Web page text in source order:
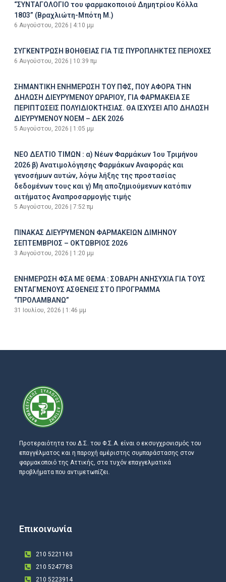
“ΣΥΝΤΑΓΟΛΟΓΙΟ του φαρμακοποιού Δημητρίου Κόλλα
1803” (Βραχλιώτη-Μπότη Μ.)
6 Αυγούστου, 2026 4:10 μμ
ΣΥΓΚΕΝΤΡΩΣΗ ΒΟΗΘΕΙΑΣ ΓΙΑ ΤΙΣ ΠΥΡΟΠΛΗΚΤΕΣ ΠΕΡΙΟΧΕΣ
6 Αυγούστου, 2026 10:39 πμ
ΣΗΜΑΝΤΙΚΗ ΕΝΗΜΕΡΩΣΗ ΤΟΥ ΠΦΣ, ΠΟΥ ΑΦΟΡΑ ΤΗΝ
ΔΗΛΩΣΗ ΔΙΕΥΡΥΜΕΝΟΥ ΩΡΑΡΙΟΥ, ΓΙΑ ΦΑΡΜΑΚΕΙΑ ΣΕ
ΠΕΡΙΠΤΩΣΕΙΣ ΠΟΛΥΙΔΙΟΚΤΗΣΙΑΣ. ΘΑ ΙΣΧΥΣΕΙ ΑΠΟ ΔΗΛΩΣΗ
ΔΙΕΥΡΥΜΕΝΟΥ ΝΟΕΜ – ΔΕΚ 2026
5 Αυγούστου, 2026 1:05 μμ
ΝΕΟ ΔΕΛΤΙΟ ΤΙΜΩΝ : α) Νέων Φαρμάκων 1ου Τριμήνου
2026 β) Ανατιμολόγησης Φαρμάκων Αναφοράς και
γενοσήμων αυτών, λόγω λήξης της προστασίας
δεδομένων τους και γ) Μη αποζημιούμενων κατόπιν
αιτήματος Αναπροσαρμογής τιμής
5 Αυγούστου, 2026 7:52 πμ
ΠΙΝΑΚΑΣ ΔΙΕΥΡΥΜΕΝΩΝ ΦΑΡΜΑΚΕΙΩΝ ΔΙΜΗΝΟΥ
ΣΕΠΤΕΜΒΡΙΟΣ – ΟΚΤΩΒΡΙΟΣ 2026
3 Αυγούστου, 2026 1:20 μμ
ΕΝΗΜΕΡΩΣΗ ΦΣΑ ΜΕ ΘΕΜΑ : ΣΟΒΑΡΗ ΑΝΗΣΥΧΙΑ ΓΙΑ ΤΟΥΣ
ΕΝΤΑΓΜΕΝΟΥΣ ΑΣΘΕΝΕΙΣ ΣΤΟ ΠΡΟΓΡΑΜΜΑ
“ΠΡΟΛΑΜΒΑΝΩ”
31 Ιουλίου, 2026 1:46 μμ
Προτεραιότητα του Δ.Σ. του Φ.Σ.Α. είναι ο εκσυγχρονισμός του
επαγγέλματος και η παροχή αμέριστης συμπαράστασης στον
φαρμακοποιό της Αττικής, στα τυχόν επαγγελματικά
προβλήματα που αντιμετωπίζει.
Επικοινωνία
210 5221163
210 5247783
210 5223914